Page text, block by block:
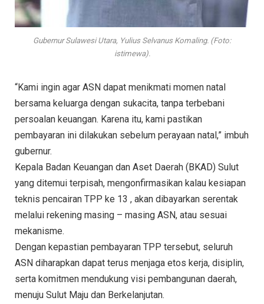
Gubernur Sulawesi Utara, Yulius Selvanus Komaling. (Foto:
istimewa).
“Kami ingin agar ASN dapat menikmati momen natal
bersama keluarga dengan sukacita, tanpa terbebani
persoalan keuangan. Karena itu, kami pastikan
pembayaran ini dilakukan sebelum perayaan natal,” imbuh
gubernur.
Kepala Badan Keuangan dan Aset Daerah (BKAD) Sulut
yang ditemui terpisah, mengonfirmasikan kalau kesiapan
teknis pencairan TPP ke 13 , akan dibayarkan serentak
melalui rekening masing – masing ASN, atau sesuai
mekanisme.
Dengan kepastian pembayaran TPP tersebut, seluruh
ASN diharapkan dapat terus menjaga etos kerja, disiplin,
serta komitmen mendukung visi pembangunan daerah,
menuju Sulut Maju dan Berkelanjutan.